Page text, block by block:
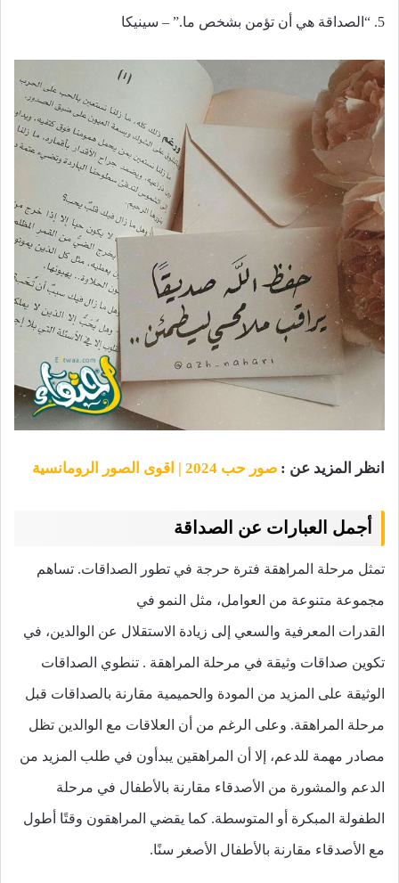
5. “الصداقة هي أن تؤمن بشخص ما.” – سينيكا
انظر المزيد عن : صور حب 2024 | اقوى الصور الرومانسية
أجمل العبارات عن الصداقة
تمثل مرحلة المراهقة فترة حرجة في تطور الصداقات. تساهم
مجموعة متنوعة من العوامل، مثل النمو في
القدرات المعرفية والسعي إلى زيادة الاستقلال عن الوالدين، في
تكوين صداقات وثيقة في مرحلة المراهقة . تنطوي الصداقات
الوثيقة على المزيد من المودة والحميمية مقارنة بالصداقات قبل
مرحلة المراهقة. وعلى الرغم من أن العلاقات مع الوالدين تظل
مصادر مهمة للدعم، إلا أن المراهقين يبدأون في طلب المزيد من
الدعم والمشورة من الأصدقاء مقارنة بالأطفال في مرحلة
الطفولة المبكرة أو المتوسطة. كما يقضي المراهقون وقتًا أطول
مع الأصدقاء مقارنة بالأطفال الأصغر سنًا.